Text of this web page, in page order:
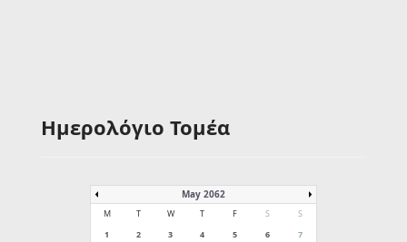
Ημερολόγιο Τομέα
May 2062
M T W T F S
S
1
2 3 4 5 6
7